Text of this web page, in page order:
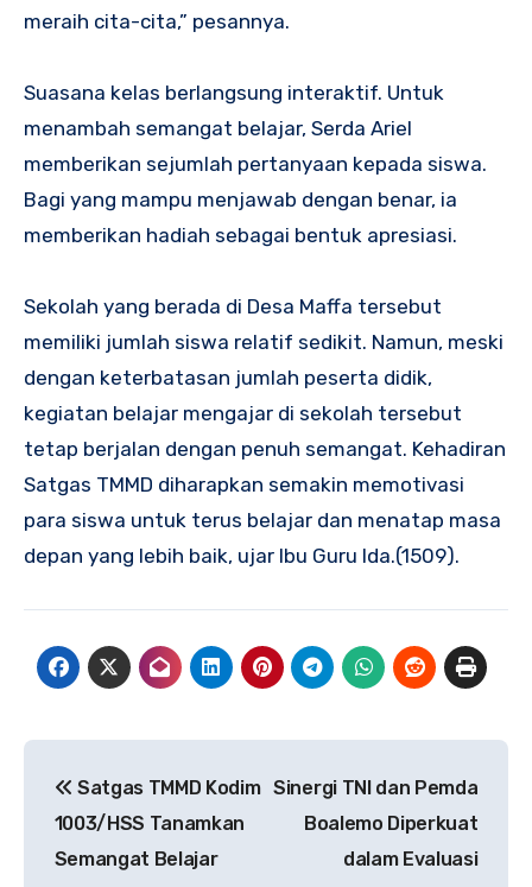
meraih cita-cita,” pesannya.
Suasana kelas berlangsung interaktif. Untuk
menambah semangat belajar, Serda Ariel
memberikan sejumlah pertanyaan kepada siswa.
Bagi yang mampu menjawab dengan benar, ia
memberikan hadiah sebagai bentuk apresiasi.
Sekolah yang berada di Desa Maffa tersebut
memiliki jumlah siswa relatif sedikit. Namun, meski
dengan keterbatasan jumlah peserta didik,
kegiatan belajar mengajar di sekolah tersebut
tetap berjalan dengan penuh semangat. Kehadiran
Satgas TMMD diharapkan semakin memotivasi
para siswa untuk terus belajar dan menatap masa
depan yang lebih baik, ujar Ibu Guru Ida.(1509).
pos
Satgas TMMD Kodim
1003/HSS Tanamkan
Semangat Belajar
Sinergi TNI dan Pemda
Boalemo Diperkuat
dalam Evaluasi